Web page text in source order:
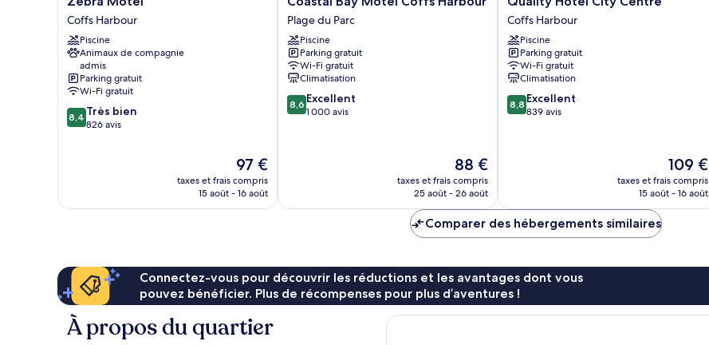
Motel
Coffs
Harbour
Coffs Harbour
Piscine
Animaux de compagnie
admis
Parking gratuit
Wi-Fi gratuit
8.4
sur
8,4 Très bien
826 avis
Le
nouveau
prix
97 €
taxes et frais compris
15 août - 16 août
Bay
Motel
Coffs
Harbour
Plage
du
Parc
Plage du Parc
Piscine
Parking gratuit
Wi-Fi gratuit
Climatisation
8.6
sur
8,6 Excellent
1 000 avis
Le
nouveau
prix
de
88 €
88 €
taxes et frais compris
25 août - 26 août
Hotel
City
Centre
Coffs
Harbour
Coffs Harbour
Piscine
Parking gratuit
Wi-Fi gratuit
Climatisation
8.8
sur
8,8 Excellent
839 avis
Le
nouveau
prix
109 €
taxes et frais compris
15 août - 16 août
Comparer des hébergements similaires
Connectez-vous pour découvrir les réductions et les avantages dont vous
pouvez bénéficier. Plus de récompenses pour plus d’aventures !
À propos du quartier